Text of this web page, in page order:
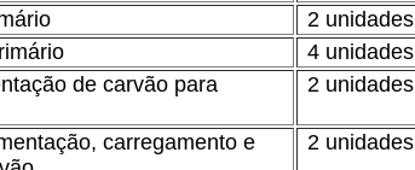
2 unidades
4 unidades
de carvão para
2 unidades
carregamento e
2 unidades